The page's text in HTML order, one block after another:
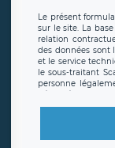
Le présent
sur le site. La
relation
des données sont
et le service
le sous-traitant
personne
hébergé sur un
offrant des
en sollicite la
demander la